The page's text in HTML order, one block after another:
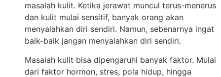
masalah kulit. Ketika jerawat muncul terus-menerus
dan kulit mulai sensitif, banyak orang akan
menyalahkan diri sendiri. Namun, sebenarnya ingat
baik-baik jangan menyalahkan diri sendiri.
Masalah kulit bisa dipengaruhi banyak faktor. Mulai
dari faktor hormon, stres, pola hidup, hingga